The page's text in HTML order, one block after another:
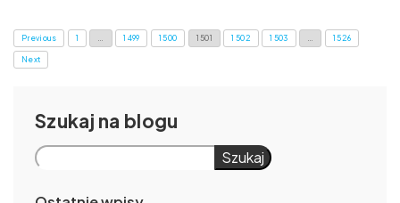
Previous 1 1 499 1 500 1 501 1 502 1 503 1 526
Next
Szukaj
Szukaj